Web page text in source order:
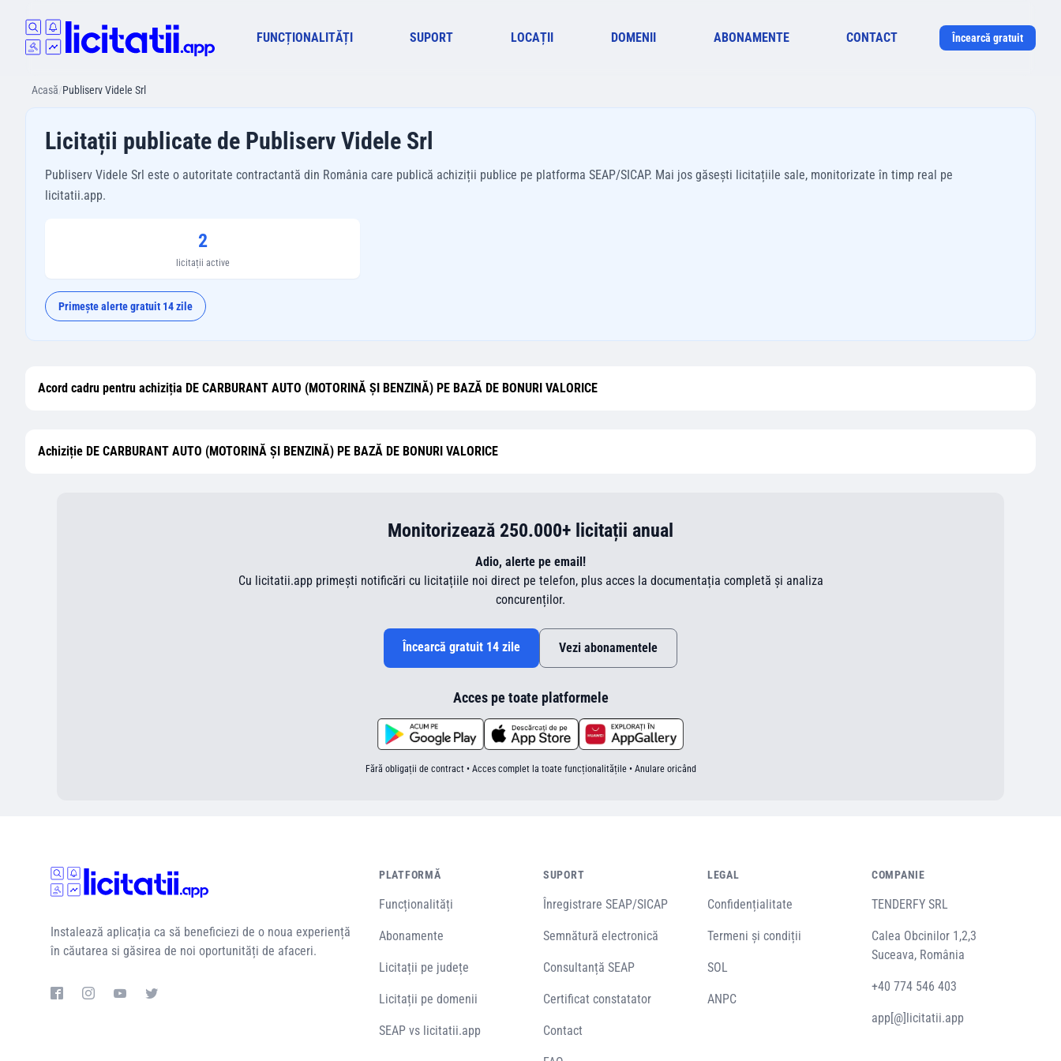
FUNCȚIONALITĂȚI SUPORT LOCAȚII DOMENII ABONAMENTE CONTACT Încearcă gratuit
Acasă/Publiserv Videle Srl
Licitații publicate de Publiserv Videle Srl
Publiserv Videle Srl este o autoritate contractantă din România care publică achiziții publice pe platforma SEAP/SICAP. Mai jos găsești licitațiile sale, monitorizate în timp real pe
licitatii.app.
2
licitații active
Primește alerte gratuit 14 zile
Acord cadru pentru achiziția DE CARBURANT AUTO (MOTORINĂ ȘI BENZINĂ) PE BAZĂ DE BONURI VALORICE
Achiziție DE CARBURANT AUTO (MOTORINĂ ȘI BENZINĂ) PE BAZĂ DE BONURI VALORICE
Monitorizează 250.000+ licitații anual
Adio, alerte pe email!
Cu licitatii.app primești notificări cu licitațiile noi direct pe telefon, plus acces la documentația completă și analiza
concurenților.
Încearcă gratuit 14 zile Vezi abonamentele
Acces pe toate platformele
Fără obligații de contract • Acces complet la toate funcționalitățile • Anulare oricând
Instalează aplicația ca să beneficiezi de o noua experiență
în căutarea si găsirea de noi oportunități de afaceri.
PLATFORMĂ
Funcționalități
Abonamente
Licitații pe județe
Licitații pe domenii
SEAP vs licitatii.app
SUPORT
Înregistrare SEAP/SICAP
Semnătură electronică
Consultanță SEAP
Certificat constatator
Contact
LEGAL
Confidențialitate
Termeni și condiții
SOL
ANPC
COMPANIE
TENDERFY SRL
Calea Obcinilor 1,2,3
Suceava, România
+40 774 546 403
app[@]licitatii.app